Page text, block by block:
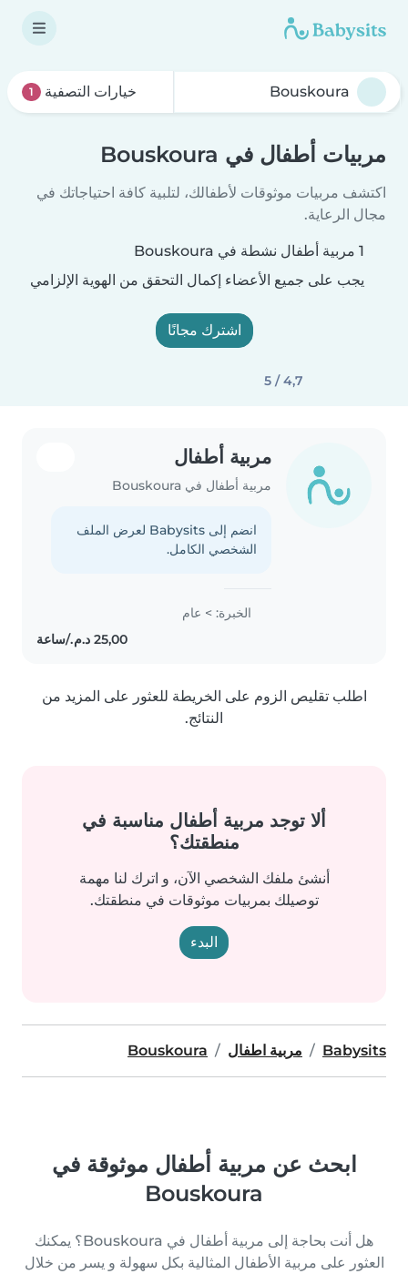
خيارات التصفية 1
مربيات أطفال في Bouskoura
اكتشف مربيات موثوقات لأطفالك، لتلبية كافة احتياجاتك في
مجال الرعاية.
1 مربية أطفال نشطة في Bouskoura
يجب على جميع الأعضاء إكمال التحقق من الهوية الإلزامي
اشترك مجانًا
4,7 / 5
مربية أطفال
مربية أطفال في Bouskoura
انضم إلى Babysits لعرض الملف
الشخصي الكامل.
الخبرة: > عام
اطلب تقليص الزوم على الخريطة للعثور على المزيد من
النتائج.
ألا توجد مربية أطفال مناسبة في
منطقتك؟
أنشئ ملفك الشخصي الآن، و اترك لنا مهمة
توصيلك بمربيات موثوقات في منطقتك.
البدء
Babysits مربية اطفال Bouskoura
ابحث عن مربية أطفال موثوقة في
Bouskoura
هل أنت بحاجة إلى مربية أطفال في Bouskoura؟ يمكنك
العثور على مربية الأطفال المثالية بكل سهولة و يسر من خلال